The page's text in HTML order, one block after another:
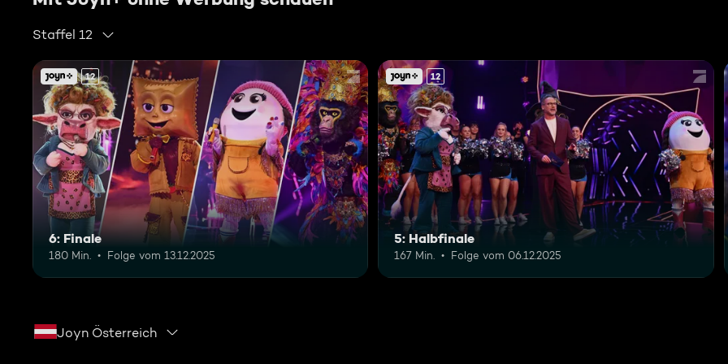
Staffel 12
12
6: Finale
180 Min. Folge vom 13.12.2025
12
5: Halbfinale
167 Min. Folge vom 06.12.2025
Joyn Österreich